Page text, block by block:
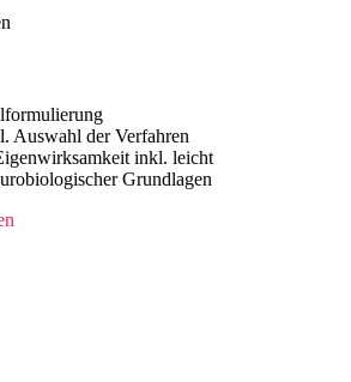
Auswahl der Verfahren
inkl. leicht
Grundlagen